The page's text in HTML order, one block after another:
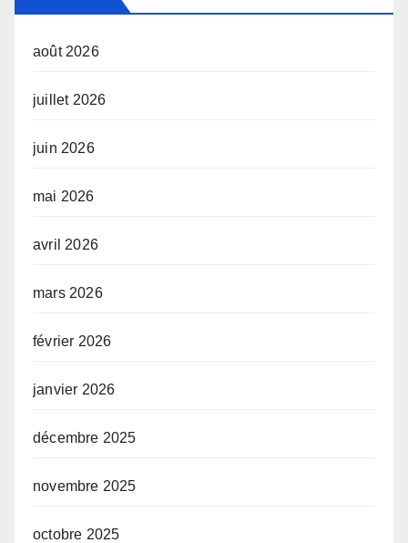
août 2026
juillet 2026
juin 2026
mai 2026
avril 2026
mars 2026
février 2026
janvier 2026
décembre 2025
novembre 2025
octobre 2025